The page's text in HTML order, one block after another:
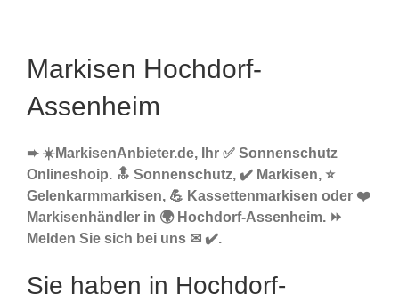
Markisen Hochdorf-
Assenheim
➨ ☀️MarkisenAnbieter.de, Ihr ✅ Sonnenschutz
Onlineshoip. 🔝 Sonnenschutz, ✔️ Markisen, ⭐
Gelenkarmmarkisen, 💪 Kassettenmarkisen oder ❤️
Markisenhändler in 🌍 Hochdorf-Assenheim. ⏩
Melden Sie sich bei uns ✉ ✔️.
Sie haben in Hochdorf-